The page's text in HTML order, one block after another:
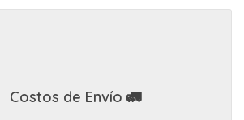
Costos de Envío 🚛